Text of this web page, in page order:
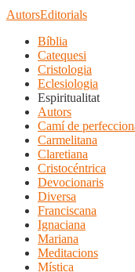
AutorsEditorials
Bíblia
Catequesi
Cristologia
Eclesiologia
Espiritualitat
Autors
Camí de
Carmelitana
Claretiana
Cristocéntrica
Devocionaris
Diversa
Franciscana
Ignaciana
Mariana
Meditacions
Mística